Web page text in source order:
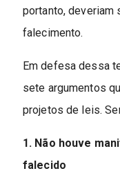
portanto, deveriam
falecimento.
Em defesa dessa
sete argumentos
projetos de leis.
1. Não houve
falecido